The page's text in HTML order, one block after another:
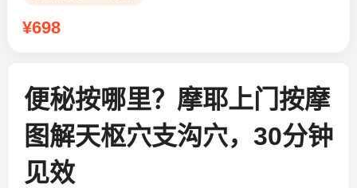
¥698
便秘按哪里？摩耶上门按摩
图解天枢穴支沟穴，30分钟
见效